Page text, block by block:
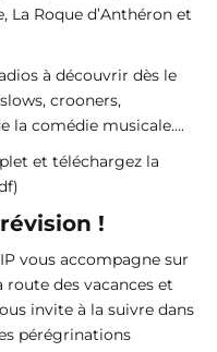
La Roque d’Anthéron et
à découvrir dès le
crooners,
la comédie musicale….
et téléchargez la
!
vous accompagne sur
route des vacances et
invite à la suivre dans
pérégrinations